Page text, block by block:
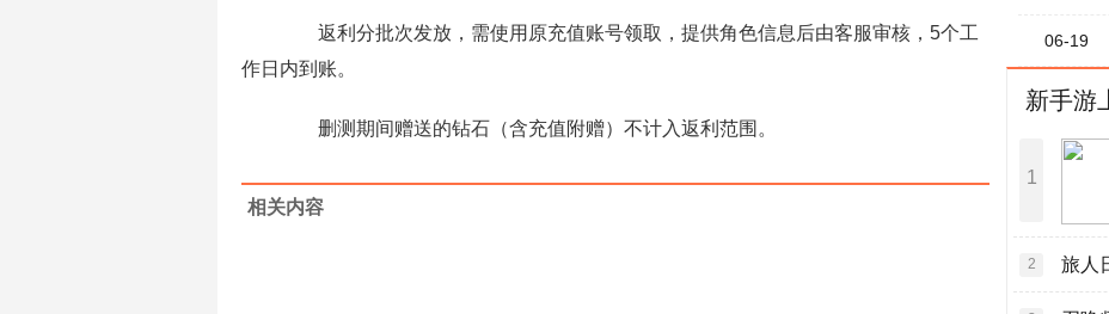
返利分批次发放，需使用原充值账号领取，提供角色信息后由客服审核，5个工
作日内到账。
删测期间赠送的钻石（含充值附赠）不计入返利范围。
相关内容
06-19
新手游
1
2 旅人